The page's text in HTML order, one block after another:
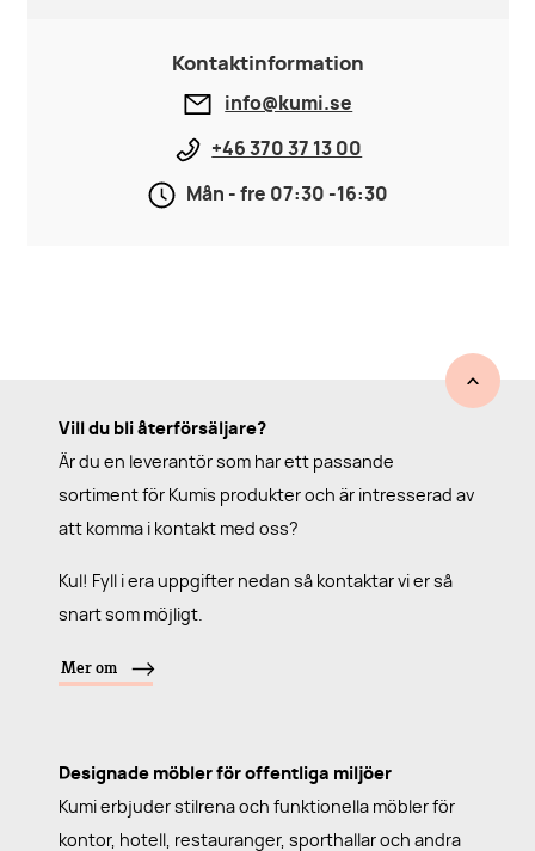
Kontaktinformation
info@kumi.se
+46 370 37 13 00
Mån - fre 07:30 -16:30
Vill du bli återförsäljare?
Är du en leverantör som har ett passande
sortiment för Kumis produkter och är intresserad av
att komma i kontakt med oss?
Kul! Fyll i era uppgifter nedan så kontaktar vi er så
snart som möjligt.
Mer om
Designade möbler för offentliga miljöer
Kumi erbjuder stilrena och funktionella möbler för
kontor, hotell, restauranger, sporthallar och andra